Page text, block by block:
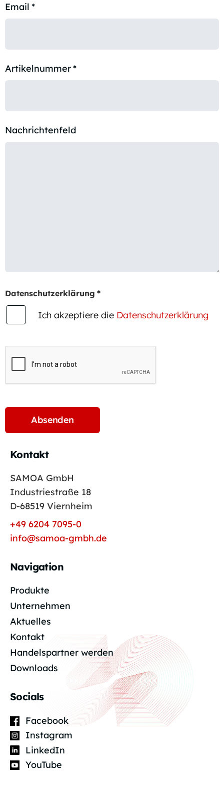
Email *
Artikelnummer*
Nachrichtenfeld
Datenschutzerklärung *
Ich akzeptiere die Datenschutzerklärung
Kontakt
SAMOA GmbH
Industriestraße 18
D-68519 Viernheim
+49 6204 7095-0
info@samoa-gmbh.de
Navigation
Produkte
Unternehmen
Aktuelles
Kontakt
Handelspartner werden
Downloads
Socials
Facebook
Instagram
LinkedIn
YouTube